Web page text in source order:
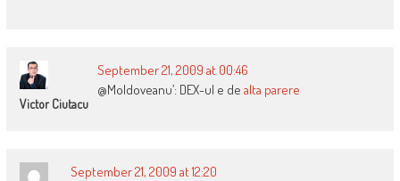
Victor Ciutacu
September 21, 2009 at 00:46
@Moldoveanu’: DEX-ul e de alta parere
September 21, 2009 at 12:20